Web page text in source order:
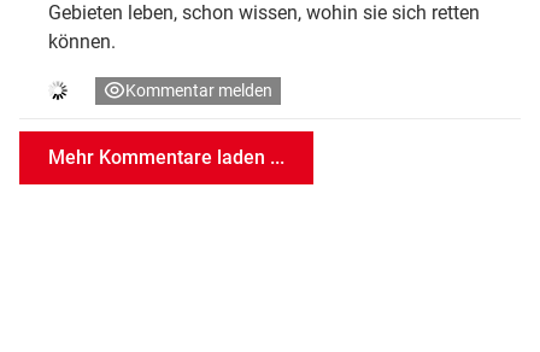
Gebieten leben, schon wissen, wohin sie sich retten
können.
Kommentar melden
Mehr Kommentare laden ...